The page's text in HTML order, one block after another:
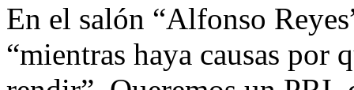
En el salón “Alfonso
“mientras haya causas por